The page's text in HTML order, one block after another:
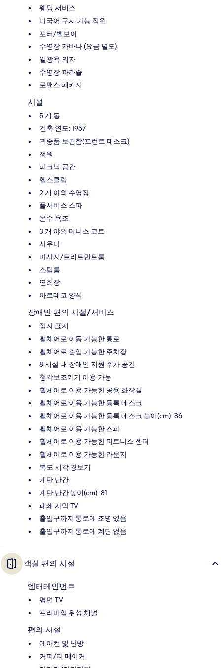
웨딩 서비스
다국어 구사 가능 직원
포터/벨보이
수영장 카바나 (요금 별도)
일광욕 의자
수영장 파라솔
로맨스 패키지
시설
5 개 동
건축 연도: 1957
귀중품 보관함(프런트 데스크)
정원
피크닉 공간
헬스클럽
2 개 야외 수영장
풀서비스 스파
온수 욕조
3 개 야외 테니스 코트
사우나
마사지/트리트먼트룸
스팀룸
연회장
아르데코 양식
장애인 편의 시설/서비스
점자 표지
휠체어로 이동 가능한 통로
휠체어로 출입 가능한 주차장
8 시설 내 장애인 지원 주차 공간
청각보조기기 이용 가능
휠체어로 이용 가능한 공용 화장실
휠체어로 이용 가능한 등록 데스크
휠체어로 이용 가능한 등록 데스크 높이(cm): 86
휠체어로 이용 가능한 스파
휠체어로 이용 가능한 피트니스 센터
휠체어로 이용 가능한 라운지
복도 시각 경보기
계단 난간
계단 난간 높이(cm): 81
폐쇄 자막 TV
출입구까지 통로에 조명 있음
출입구까지 통로에 계단 없음
객실 편의 시설
엔터테인먼트
평면 TV
프리미엄 위성 채널
편의 시설
에어컨 및 난방
커피/티 메이커